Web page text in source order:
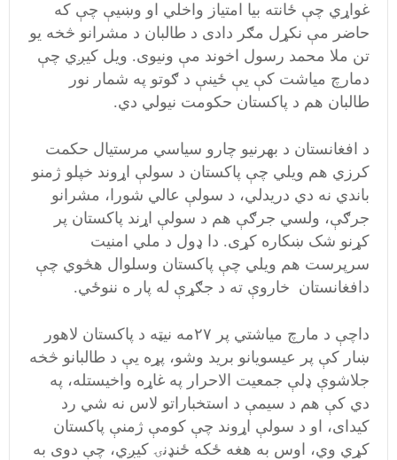
غواړي چې ځانته بیا امتیاز واخلي او وښيې چې که
حاضر مې نکړل مګر دادی د طالبان د مشرانو څخه یو
تن ملا محمد رسول اخوند مې ونیوی. ویل کیږي چې
دمارچ میاشت کې یې ځینې د ګوتو په شمار نور
طالبان هم د پاکستان حکومت نیولي دي.
د افغانستان د بهرنیو چارو سیاسي مرستیال حکمت
کرزي هم ویلي چې پاکستان د سولې اړوند خپلو ژمنو
باندي نه دي دریدلي، د سولې عالي شورا، مشرانو
جرګې، ولسي جرګې هم د سولې اړند پاکستان پر
کړنو شک ښکاره کړی. دا ډول د ملي امنیت
سرپرست هم ویلي چې پاکستان وسلوال هڅوي چې
دافغانستان خاروې ته د جګړې له پار ه ننوځي.
داچې د مارچ میاشتي پر ۲۷مه نیټه د پاکستان لاهور
ښار کې پر عیسویانو برید وشو، پړه يې د طالبانو څخه
جلاشوې ډلې جمعیت الاحرار په غاړه واخیستله، په
دي کې هم د سیمې د استخباراتو لاس نه شي رد
کیدای، او د سولې اړوند چې کومې ژمنې پاکستان
کړي وي، اوس به هغه ځکه ځنډنۍ کيږي، چې دوی به